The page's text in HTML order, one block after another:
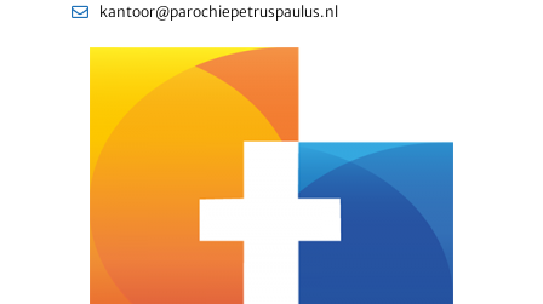
kantoor@parochiepetruspaulus.nl